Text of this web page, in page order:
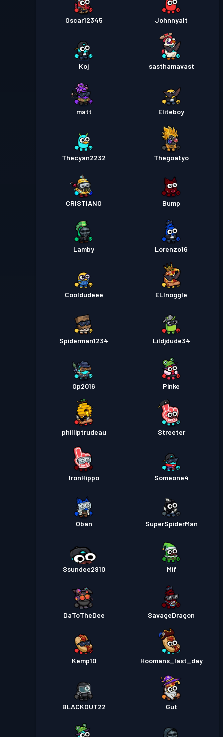
Oscar12345 Johnnyalt
Koj sasthamavast
matt Eliteboy
Thecyan2232 Thegoatyo
CRISTIANO Bump
Lamby Lorenzo16
Cooldudeee ELInoggle
Spiderman1234 Lildjdude34
Op2016 Pinke
philliptrudeau Streeter
IronHippo Someone4
Oban SuperSpiderMan
Ssundee2910 Mif
DaToTheDee SavageDragon
Kemp10 Hoomans_last_day
BLACKOUT22 Gut